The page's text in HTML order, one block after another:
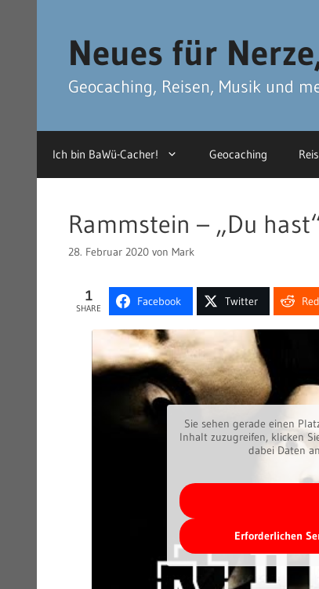
Neues für
Geocaching, Reisen, Musik und
Ich bin BaWü-Cacher! Geocaching
Rammstein – „Du
28. Februar 2020 von Mark
1
SHARE
Facebook Twitter
Sie sehen gerade einen
Inhalt zuzugreifen, klicken
dabei Daten
Erforderlichen